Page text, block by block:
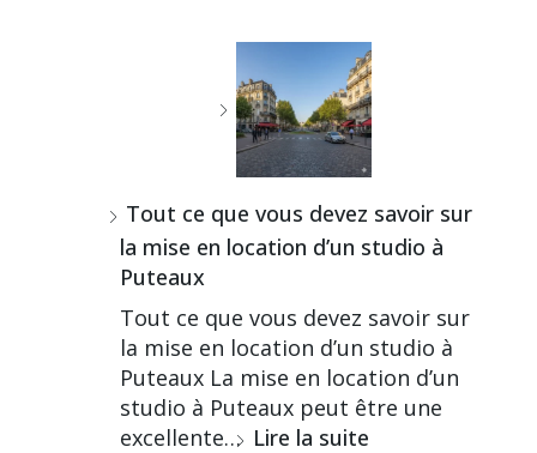
Tout ce que vous devez savoir sur
la mise en location d’un studio à
Puteaux
Tout ce que vous devez savoir sur
la mise en location d’un studio à
Puteaux La mise en location d’un
studio à Puteaux peut être une
excellente… Lire la suite